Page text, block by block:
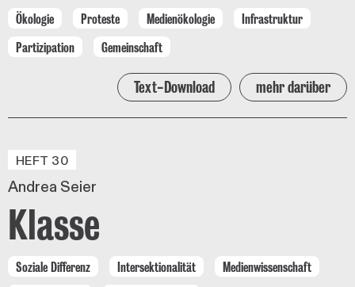
Ökologie Proteste Medienökologie
Infrastruktur
Partizipation
Gemeinschaft
Text-Download mehr darüber
HEFT 30
Andrea Seier
Klasse
Soziale Differenz Intersektionalität
Medienwissenschaft